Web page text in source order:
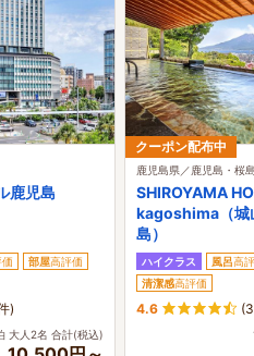
鹿児島
価 部屋高評価
)
大人2名 合計(税込)
クーポン配布中
鹿児島県／鹿児島・桜島
SHIROYAMA
kagoshima（城
島）
ハイクラス 風呂高
清潔感高評価
4.6